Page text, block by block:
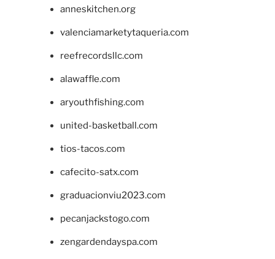
anneskitchen.org
valenciamarketytaqueria.com
reefrecordsllc.com
alawaffle.com
aryouthfishing.com
united-basketball.com
tios-tacos.com
cafecito-satx.com
graduacionviu2023.com
pecanjackstogo.com
zengardendayspa.com